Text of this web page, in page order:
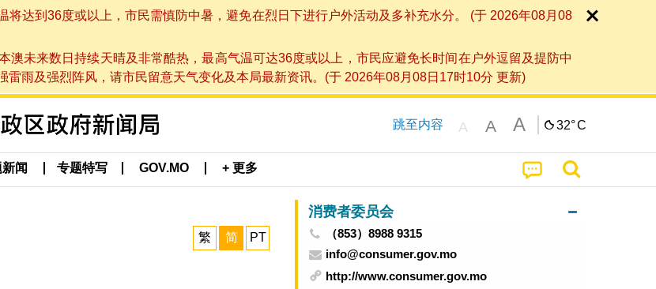
达到36度或以上，市民需慎防中暑，避免在烈日下进行户外活动及多补充水分。 (于 2026年08月08
未来数日持续天晴及非常酷热，最高气温可达36度或以上，市民应避免长时间在户外逗留及提防中
雨及强烈阵风，请市民留意天气变化及本局最新资讯。(于 2026年08月08日17时10分 更新)
跳至内容 A A A 32°C
闻 专题特写 GOV.MO + 更多
繁 简 PT
消费者委员会
（853）8988 9315
info@consumer.gov.mo
http://www.consumer.gov.mo